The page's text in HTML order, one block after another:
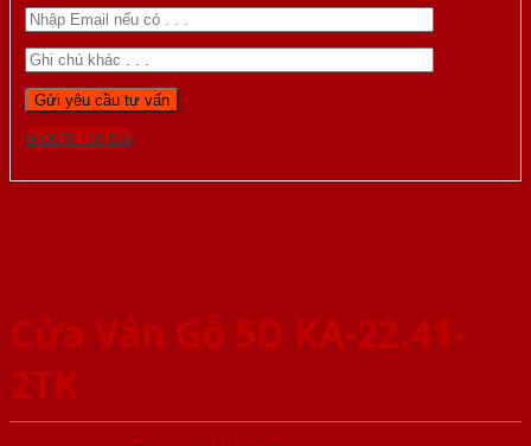
Gọi 0976.169.864
Cửa Vân Gỗ 5D KA-22.41-
2TK